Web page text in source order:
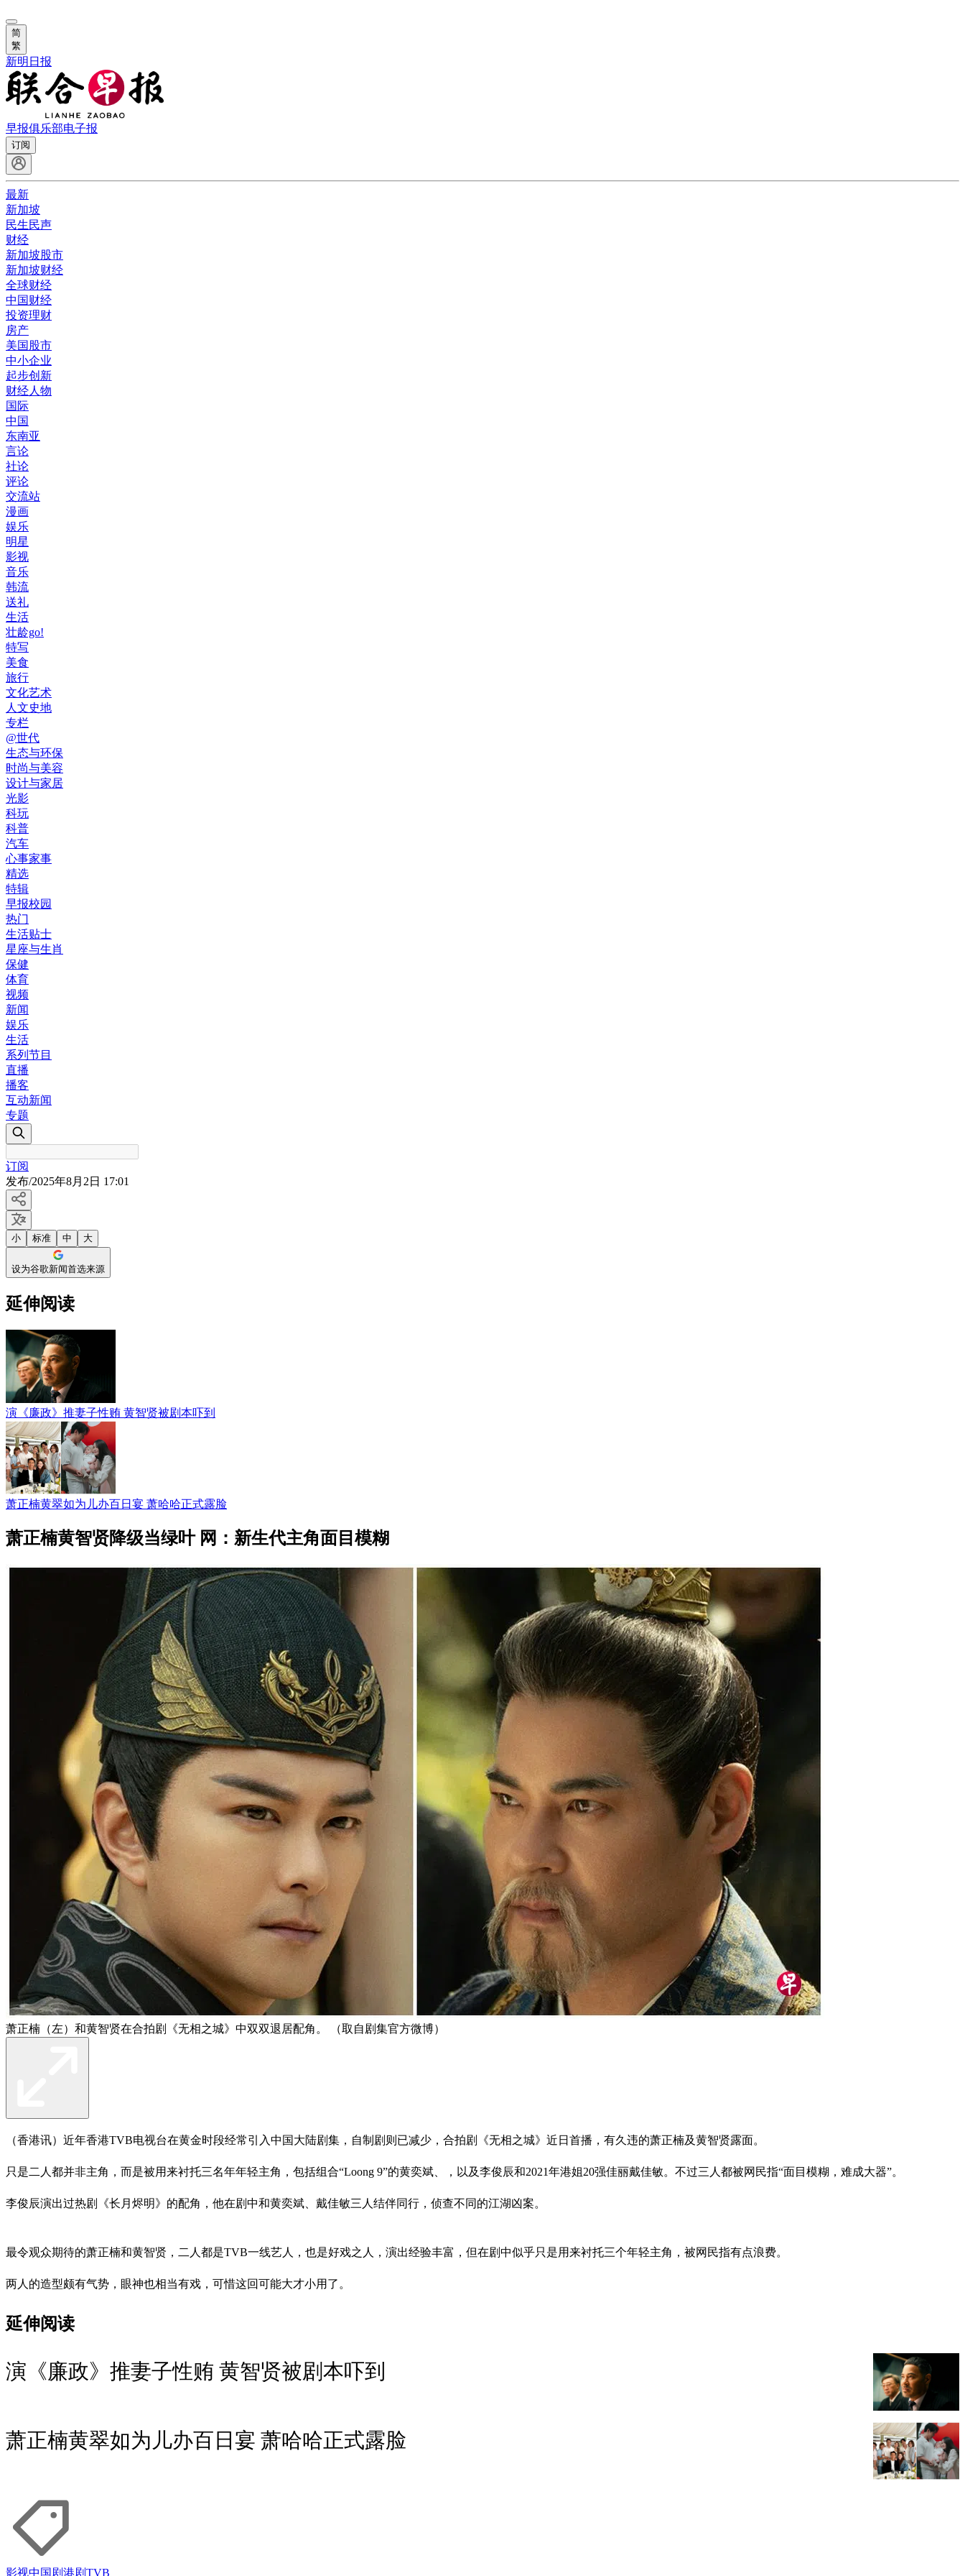
简
繁
新明日报
早报俱乐部电子报
订阅
最新
新加坡
民生民声
财经
新加坡股市
新加坡财经
全球财经
中国财经
投资理财
房产
美国股市
中小企业
起步创新
财经人物
国际
中国
东南亚
言论
社论
评论
交流站
漫画
娱乐
明星
影视
音乐
韩流
送礼
生活
壮龄go!
特写
美食
旅行
文化艺术
人文史地
专栏
@世代
生态与环保
时尚与美容
设计与家居
光影
科玩
科普
汽车
心事家事
精选
特辑
早报校园
热门
生活贴士
星座与生肖
保健
体育
视频
新闻
娱乐
生活
系列节目
直播
播客
互动新闻
专题
订阅
发布/2025年8月2日 17:01
小 标准 中 大
设为谷歌新闻首选来源
延伸阅读
演《廉政》推妻子性贿 黄智贤被剧本吓到
萧正楠黄翠如为儿办百日宴 萧哈哈正式露脸
萧正楠黄智贤降级当绿叶 网：新生代主角面目模糊
萧正楠（左）和黄智贤在合拍剧《无相之城》中双双退居配角。 （取自剧集官方微博）
（香港讯）近年香港TVB电视台在黄金时段经常引入中国大陆剧集，自制剧则已减少，合拍剧《无相之城》近日首播，有久违的萧正楠及黄智贤露面。
只是二人都并非主角，而是被用来衬托三名年年轻主角，包括组合“Loong 9”的黄奕斌、，以及李俊辰和2021年港姐20强佳丽戴佳敏。不过三人都被网民指“面目模糊，难成大器”。
李俊辰演出过热剧《长月烬明》的配角，他在剧中和黄奕斌、戴佳敏三人结伴同行，侦查不同的江湖凶案。
最令观众期待的萧正楠和黄智贤，二人都是TVB一线艺人，也是好戏之人，演出经验丰富，但在剧中似乎只是用来衬托三个年轻主角，被网民指有点浪费。
两人的造型颇有气势，眼神也相当有戏，可惜这回可能大才小用了。
延伸阅读
演《廉政》推妻子性贿 黄智贤被剧本吓到
萧正楠黄翠如为儿办百日宴 萧哈哈正式露脸
影视中国剧港剧TVB